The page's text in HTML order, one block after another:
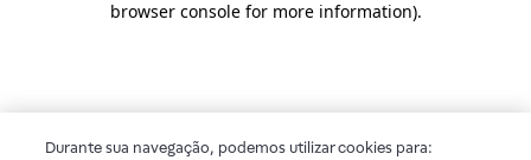
browser console for more information).
Durante sua navegação, podemos utilizar cookies para: